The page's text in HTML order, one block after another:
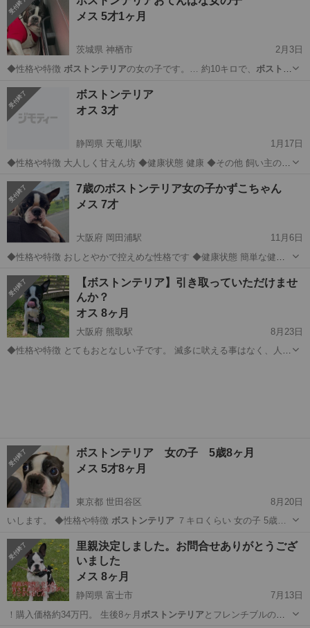
メス 5才1ヶ月
茨城県 神栖市
2月3日
◆性格や特徴 ボストンテリアの女の子です。… 約10キロで、 ボストン
茨城
ボストンテリア
オス 3才
静岡県 天竜川駅
1月17日
◆性格や特徴 大人しく甘えん坊 ◆健康状態 健康 ◆その他 飼い主の病
た。 条件は先住犬がいない方
静岡 浜松市 天竜川駅 ボストンテリア
7歳のボストンテリア女の子かずこちゃん
メス 7才
大阪府 岡田浦駅
11月6日
◆性格や特徴 おしとやかで控えめな性格です ◆健康状態 簡単な健康
主さん不在確認済みです。 トイレトレーニングは一から教えてあげて
ください ＊譲渡希望...
大阪 泉南市 岡田浦駅 その他 ボストンテリア
【ボストンテリア】引き取っていただけませ
んか？
オス 8ヶ月
大阪府 熊取駅
8月23日
◆性格や特徴 とてもおとなしい子です。 滅多に吠える事はなく、人と
ボストンテリア 女の子 5歳8ヶ月
メス 5才8ヶ月
東京都 世田谷区
8月20日
いします。 ◆性格や特徴 ボストンテリア７キロくらい 女の子 5歳…
東京 世田谷区 その他 ボストンテリア
里親決定しました。お問合せありがとうござ
いました
メス 8ヶ月
静岡県 富士市
7月13日
！購入価格約34万円。 生後8ヶ月 ボストンテリアとフレンチブルのハ